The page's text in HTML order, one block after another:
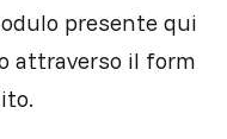
presente qui
attraverso il form